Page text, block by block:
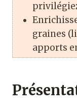
graines
apports